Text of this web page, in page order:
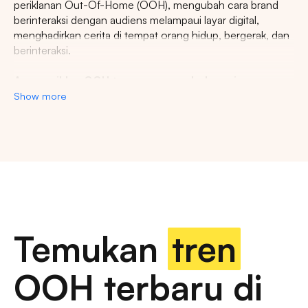
periklanan Out-Of-Home (OOH), mengubah cara brand
berinteraksi dengan audiens melampaui layar digital,
menghadirkan cerita di tempat orang hidup, bergerak, dan
berinteraksi.
strategis di kota-kota besar di Indonesia.
Temukan billboard berkualitas dengan berbagai
pilihan ukuran dan dimensi
Show more
Temukan tren
OOH terbaru di